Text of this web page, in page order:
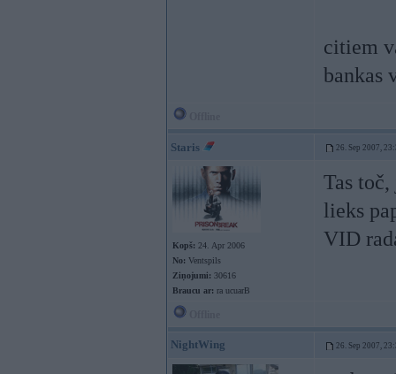
citiem
bankas
Staris 26. Sep 2007,
Kopš: 24. Apr 2006
No: Ventspils
Ziņojumi: 30616
Braucu ar: ra ucuarB
Tas
lieks
VID
NightWing 26. Sep 2007,